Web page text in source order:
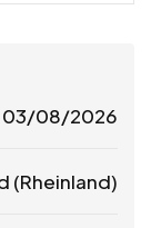
03/08/2026
(Rheinland)